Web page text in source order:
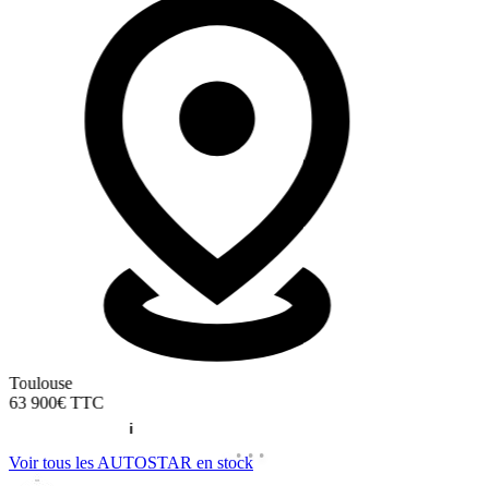
Toulouse
63 900€TTC
Voir tous les AUTOSTAR en stock